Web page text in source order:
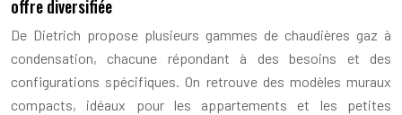
offre diversifiée
De Dietrich propose plusieurs gammes de chaudières gaz à
condensation, chacune répondant à des besoins et des
configurations spécifiques. On retrouve des modèles muraux
compacts, idéaux pour les appartements et les petites